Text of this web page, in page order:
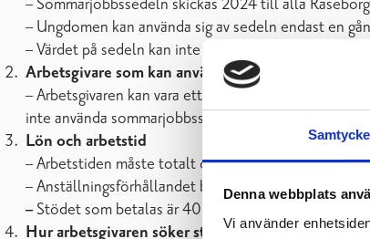
Samtycke
Denna webbplats
Vi använder
– Sommarjobbssedeln skickas 2024 till alla
– Ungdomen kan använda sig av sedeln endast en
– Värdet på sedeln kan inte heller uppdelas, utan
Arbetsgivare som kan använda sig av en
– Arbetsgivaren kan vara ett företag, förening eller
inte använda sommarjobbssedeln och samtidigt lyfta
Lön och arbetstid
– Arbetstiden måste totalt omfatta minst 100
– Anställningsförhållandet bör infalla under perioden
–Stödet som betalas är 400 €.
Hur arbetsgivaren söker stödet av staden